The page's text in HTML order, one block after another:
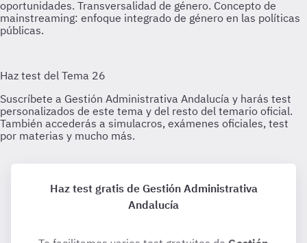
Haz test gratis de Gestión Administrativa
Andalucía